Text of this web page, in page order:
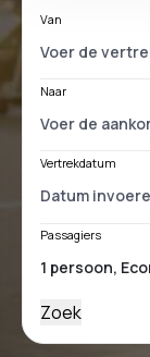
Van
Naar
Vertrekdatum
Passagiers
Zoek